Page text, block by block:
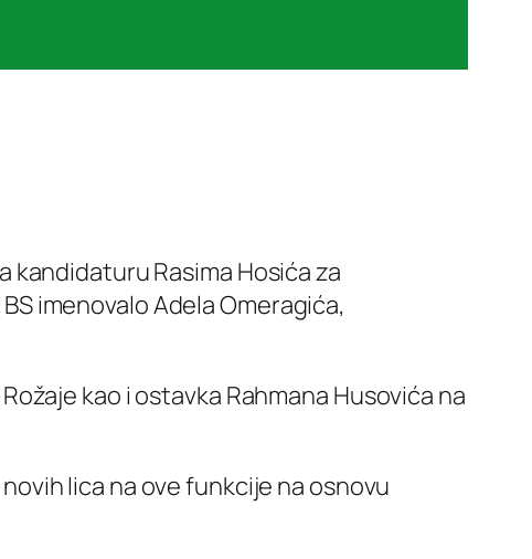
Rasima Hosića za
imenovalo Adela Omeragića,
kao i ostavka Rahmana Husovića na
lica na ove funkcije na osnovu